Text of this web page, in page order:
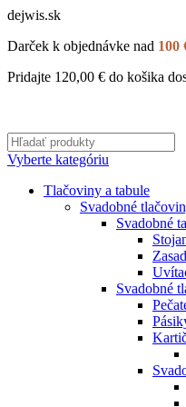
dejwis.sk
Darček k objednávke nad 100
Pridajte 120,00 € do košika
Vyberte kategóriu
Tlačoviny a tabule
Svadobné
Svadobné
Svadobné